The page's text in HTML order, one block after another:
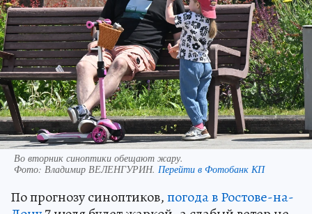
Во вторник синоптики обещают жару.
Фото: Владимир ВЕЛЕНГУРИН. Перейти в Фотобанк КП
По прогнозу синоптиков,погода в Ростове-на-